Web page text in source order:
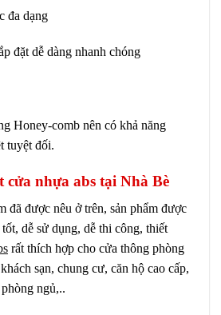
đa dạng
đặt dễ dàng nhanh chóng
Honey-comb nên có khả năng
tuyệt đối.
nhựa abs tại Nhà Bè
đã được nêu ở trên, sản phẩm được
dễ sử dụng, dễ thi công, thiết
rất thích hợp cho cửa thông phòng
sạn, chung cư, căn hộ cao cấp,
ngủ,..